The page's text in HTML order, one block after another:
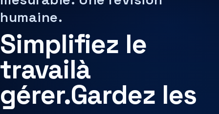
Agent Harness
Services
Évaluation d'architecture
humaine.
Simplifiez le
travailà
gérer.Gardez les